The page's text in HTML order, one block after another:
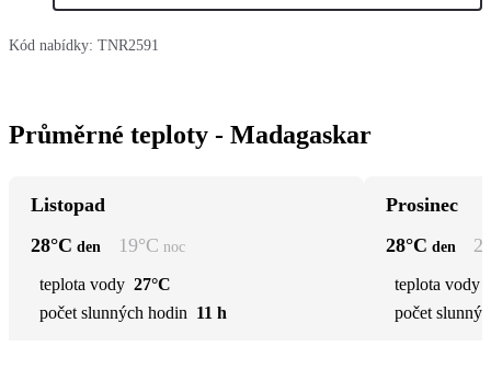
Kód nabídky: TNR2591
Průměrné teploty - Madagaskar
Listopad
28°C den 19°C noc
teplota vody 27°C
počet slunných hodin 11 h
Prosinec
28°C den
teplota vody
počet